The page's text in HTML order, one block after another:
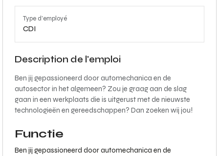
Type d'employé
CDI
Description de l'emploi
Ben jij gepassioneerd door automechanica en de
autosector in het algemeen? Zou je graag aan de slag
gaan in een werkplaats die is uitgerust met de nieuwste
technologieën en gereedschappen? Dan zoeken wij jou!
Functie
Ben jij gepassioneerd door automechanica en de